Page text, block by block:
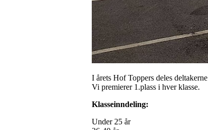
I årets Hof Toppers deles
Vi premierer 1.plass i hver klasse.
Klasseinndeling:
Under 25 år